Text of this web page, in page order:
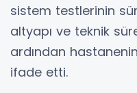
sistem testlerinin
altyapı ve teknik
ardından
ifade etti.